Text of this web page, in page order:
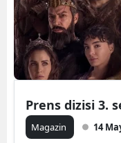
Prens dizisi 3.
Magazin 14